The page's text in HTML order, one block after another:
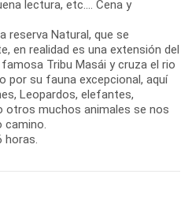
lectura, etc.... Cena y
reserva Natural, que se
en realidad es una extensión del
Tribu Masái y cruza el rio
por su fauna excepcional, aquí
Leopardos, elefantes,
otros muchos animales se nos
horas.